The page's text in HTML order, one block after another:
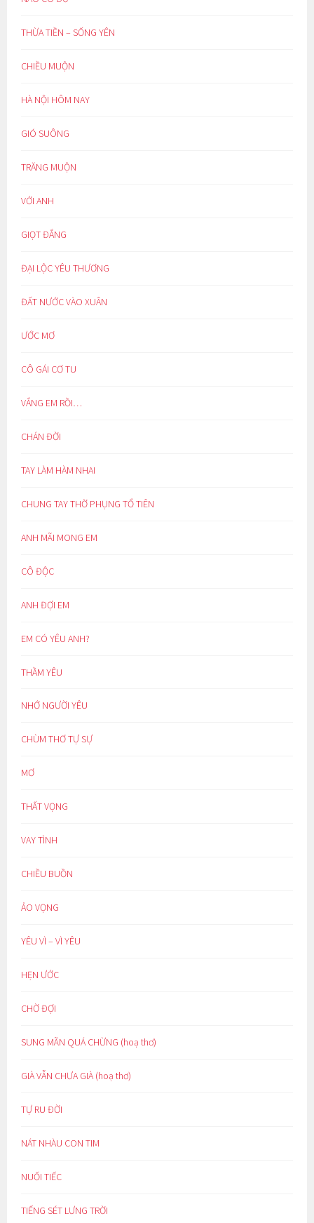
THỪA TIỀN – SỐNG YÊN
CHIỀU MUỘN
HÀ NỘI HÔM NAY
GIÓ SUÔNG
TRĂNG MUỘN
VỚI ANH
GIỌT ĐẮNG
ĐẠI LỘC YÊU THƯƠNG
ĐẤT NƯỚC VÀO XUÂN
ƯỚC MƠ
CÔ GÁI CƠ TU
VẮNG EM RỒI…
CHÁN ĐỜI
TAY LÀM HÀM NHAI
CHUNG TAY THỜ PHỤNG TỔ TIÊN
ANH MÃI MONG EM
CÔ ĐỘC
ANH ĐỢI EM
EM CÓ YÊU ANH?
THẦM YÊU
NHỚ NGƯỜI YÊU
CHÙM THƠ TỰ SỰ
MƠ
THẤT VỌNG
VAY TÌNH
CHIỀU BUỒN
ẢO VỌNG
YÊU VÌ – VÌ YÊU
HẸN ƯỚC
CHỜ ĐỢI
SUNG MÃN QUÁ CHỪNG (hoạ thơ)
GIÀ VẪN CHƯA GIÀ (hoạ thơ)
TỰ RU ĐỜI
NÁT NHÀU CON TIM
NUỐI TIẾC
TIẾNG SÉT LƯNG TRỜI